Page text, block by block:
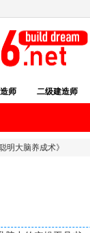
师 二级建造师
明大脑养成术》